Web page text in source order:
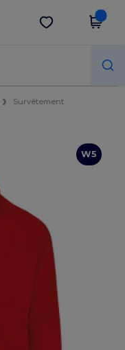
Obtenir l'appli
Survêtement
W5